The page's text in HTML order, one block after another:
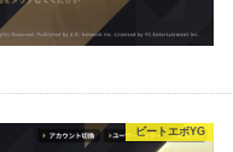
ビートエボYG